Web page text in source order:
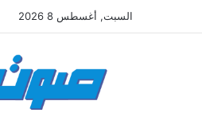
السبت, أغسطس 8 2026